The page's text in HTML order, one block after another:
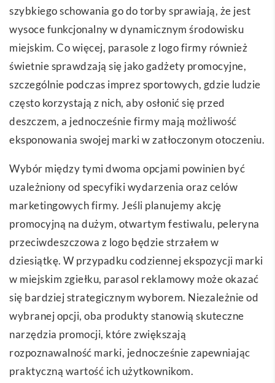
szybkiego schowania go do torby sprawiają, że jest
wysoce funkcjonalny w dynamicznym środowisku
miejskim. Co więcej, parasole z logo firmy również
świetnie sprawdzają się jako gadżety promocyjne,
szczególnie podczas imprez sportowych, gdzie ludzie
często korzystają z nich, aby osłonić się przed
deszczem, a jednocześnie firmy mają możliwość
eksponowania swojej marki w zatłoczonym otoczeniu.
Wybór między tymi dwoma opcjami powinien być
uzależniony od specyfiki wydarzenia oraz celów
marketingowych firmy. Jeśli planujemy akcję
promocyjną na dużym, otwartym festiwalu, peleryna
przeciwdeszczowa z logo będzie strzałem w
dziesiątkę. W przypadku codziennej ekspozycji marki
w miejskim zgiełku, parasol reklamowy może okazać
się bardziej strategicznym wyborem. Niezależnie od
wybranej opcji, oba produkty stanowią skuteczne
narzędzia promocji, które zwiększają
rozpoznawalność marki, jednocześnie zapewniając
praktyczną wartość ich użytkownikom.